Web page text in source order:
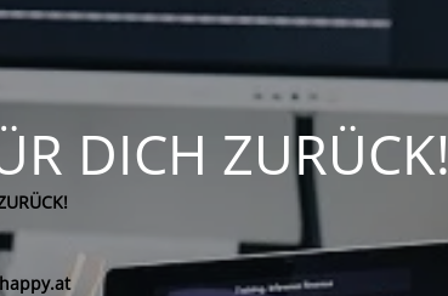
DICH ZURÜCK!